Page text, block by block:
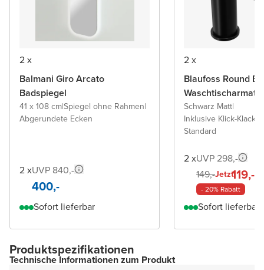
2 x
Balmani Giro Arcato
Badspiegel
41 x 108 cm|Spiegel ohne Rahmen|
Abgerundete Ecken
2 xUVP 840,-
400,-
Sofort lieferbar
2 x
Blaufoss Round
Schwarz Matt|
Inklusive Klick-Klack
Standard
2 xUVP 298,-
149,-Jetzt119,-
- 20% Rabatt
Sofort lieferbar
Produktspezifikationen
Technische Informationen zum Produkt